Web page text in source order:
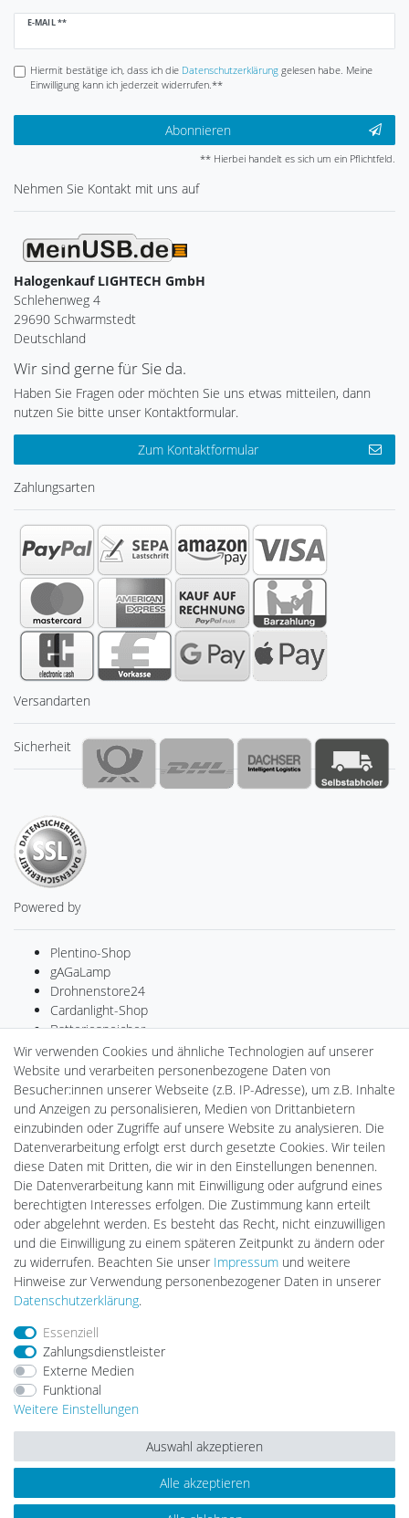
E-MAIL **
Newsletter
Hiermit bestätige ich, dass ich die Daten­schutz­erklärunggelesen habe. Meine
Einwilligung kann ich jederzeit widerrufen.**
Abonnieren
** Hierbei handelt es sich um ein Pflichtfeld.
Nehmen Sie Kontakt mit uns auf
Halogenkauf LIGHTECH GmbH
Schlehenweg 4
29690 Schwarmstedt
Deutschland
Wir sind gerne für Sie da.
Haben Sie Fragen oder möchten Sie uns etwas mitteilen, dann
nutzen Sie bitte unser Kontaktformular.
Zum Kontaktformular
Zahlungsarten
Versandarten
Sicherheit
Powered by
Plentino-Shop
gAGaLamp
Drohnenstore24
Cardanlight-Shop
Batteriespeicher
PlentiSolar
Gebrauchtlicht
Ledkauf
DEYESOLAR
Lightech Connect
CardanLight Europe
FORTIMO LEDs
LED-RETROSHOP
Wallbox24
Impressum Daten­schutz­erklärung AGB
Barrierefreiheitserklärung
© Copyright 2026 | Alle Rechte vorbehalten.
Wir verwenden Cookies und ähnliche Technologien auf unserer
Website und verarbeiten personenbezogene Daten von
Besucher:innen unserer Webseite (z.B. IP-Adresse), um z.B. Inhalte
und Anzeigen zu personalisieren, Medien von Drittanbietern
einzubinden oder Zugriffe auf unsere Website zu analysieren. Die
Datenverarbeitung erfolgt erst durch gesetzte Cookies. Wir teilen
diese Daten mit Dritten, die wir in den Einstellungen benennen.
Die Datenverarbeitung kann mit Einwilligung oder aufgrund eines
berechtigten Interesses erfolgen. Die Zustimmung kann erteilt
oder abgelehnt werden. Es besteht das Recht, nicht einzuwilligen
und die Einwilligung zu einem späteren Zeitpunkt zu ändern oder
zu widerrufen. Beachten Sie unser Impressum und weitere
Hinweise zur Verwendung personenbezogener Daten in unserer
Daten­schutz­erklärung.
Essenziell
Zahlungsdienstleister
Externe Medien
Funktional
Weitere Einstellungen
Alle akzeptieren
Auswahl akzeptieren